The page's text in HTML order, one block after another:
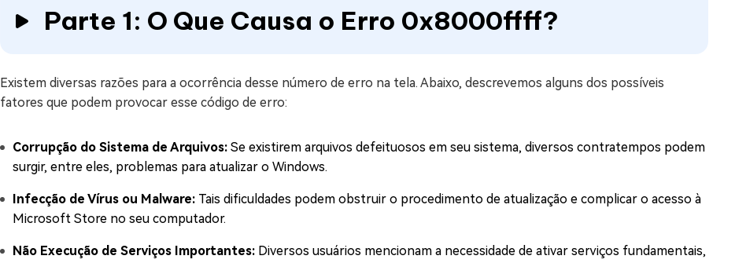
Parte 1: O Que Causa o Erro 0x8000ffff?
Existem diversas razões para a ocorrência desse número de erro na tela. Abaixo, descrevemos alguns dos possíveis
fatores que podem provocar esse código de erro:
Corrupção do Sistema de Arquivos: Se existirem arquivos defeituosos em seu sistema, diversos contratempos podem
surgir, entre eles, problemas para atualizar o Windows.
Infecção de Vírus ou Malware: Tais dificuldades podem obstruir o procedimento de atualização e complicar o acesso à
Microsoft Store no seu computador.
Não Execução de Serviços Importantes: Diversos usuários mencionam a necessidade de ativar serviços fundamentais,